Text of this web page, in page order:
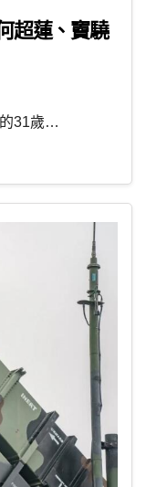
超蓮、竇驍
31歲…